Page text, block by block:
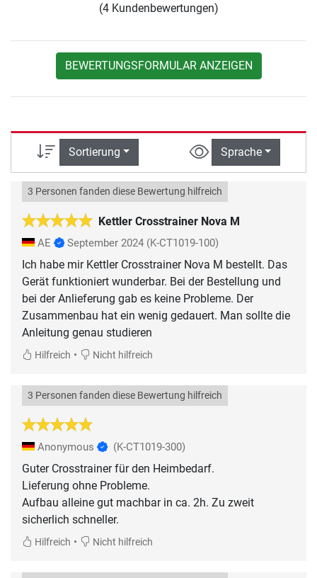
(4 Kundenbewertungen)
BEWERTUNGSFORMULAR ANZEIGEN
Sortierung Sprache
Kettler Crosstrainer Nova M
3 Personen fanden diese Bewertung hilfreich
AE September 2024 (K-CT1019-100)
Ich habe mir Kettler Crosstrainer Nova M bestellt. Das
Gerät funktioniert wunderbar. Bei der Bestellung und
bei der Anlieferung gab es keine Probleme. Der
Zusammenbau hat ein wenig gedauert. Man sollte die
Anleitung genau studieren
Hilfreich • Nicht hilfreich
3 Personen fanden diese Bewertung hilfreich
Anonymous (K-CT1019-300)
Guter Crosstrainer für den Heimbedarf.
Lieferung ohne Probleme.
Aufbau alleine gut machbar in ca. 2h. Zu zweit
sicherlich schneller.
Hilfreich • Nicht hilfreich